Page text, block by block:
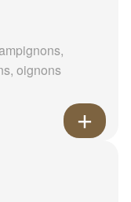
oignons